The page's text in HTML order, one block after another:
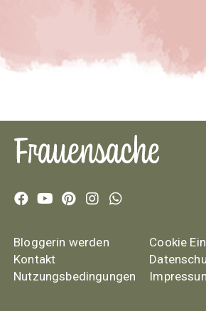
Bloggerin werden
Kontakt
Nutzungsbedingungen
Cookie